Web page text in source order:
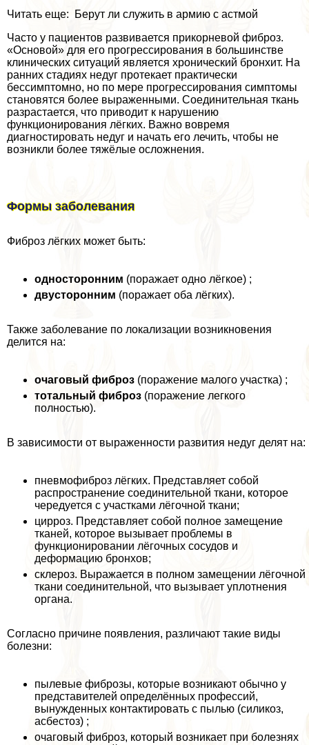
Читать еще: Берут ли служить в армию с астмой
Часто у пациентов развивается прикорневой фиброз.
«Основой» для его прогрессирования в большинстве
клинических ситуаций является хронический бронхит. На
ранних стадиях недуг протекает пpaктически
бессимптомно, но по мере прогрессирования симптомы
становятся более выраженными. Соединительная ткань
разрастается, что приводит к нарушению
функционирования лёгких. Важно вовремя
диагностировать недуг и начать его лечить, чтобы не
возникли более тяжёлые осложнения.
Формы заболевания
Фиброз лёгких может быть:
односторонним (поражает одно лёгкое) ;
двусторонним (поражает оба лёгких).
Также заболевание по локализации возникновения
делится на:
очаговый фиброз (поражение малого участка) ;
тотальный фиброз (поражение легкого
полностью).
В зависимости от выраженности развития недуг делят на:
пневмофиброз лёгких. Представляет собой
распространение соединительной ткани, которое
чередуется с участками лёгочной ткани;
цирроз. Представляет собой полное замещение
тканей, которое вызывает проблемы в
функционировании лёгочных сосудов и
деформацию бронхов;
склероз. Выражается в полном замещении лёгочной
ткани соединительной, что вызывает уплотнения
органа.
Согласно причине появления, различают такие виды
болезни:
пылевые фиброзы, которые возникают обычно у
представителей определённых профессий,
вынужденных контактировать с пылью (силикоз,
асбестоз) ;
очаговый фиброз, который возникает при болезнях